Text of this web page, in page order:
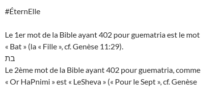
#ÉternElle
Le 1er mot de la Bible ayant 402 pour guematria est le mot
« Bat » (la « Fille », cf. Genèse 11:29).
בת
Le 2ème mot de la Bible ayant 402 pour guematria, comme
« Or HaPnimi » est « LeSheva » (« Pour le Sept », cf. Genèse